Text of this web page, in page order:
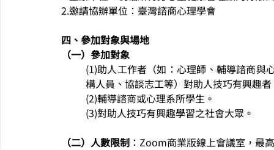
2.邀請協辦單位：臺灣諮商心理學會
四、參加對象與場地
（一）參加對象
(1)助人工作者（如：心理師、輔導諮商與
構人員、協談志工等）對助人技巧有興趣
(2)輔導諮商或心理系所學生。
(3)對助人技巧有興趣學習之社會大眾。
（二）人數限制 ：Zoom商業版線上會議室，最